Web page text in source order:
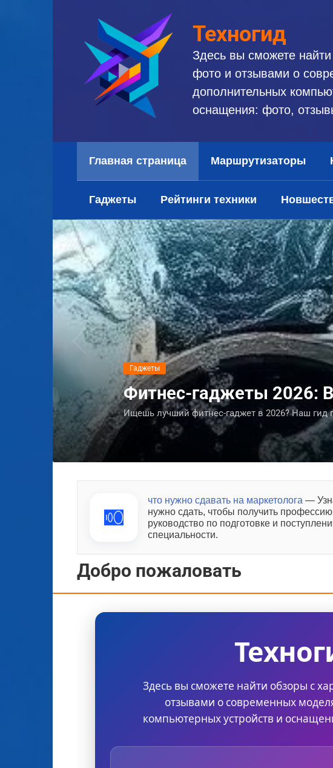
Техногид
Здесь вы сможете
фото и отзывами о
дополнительных
оснащения: фото,
Главная страница Маршрутизаторы
Гаджеты Рейтинги техники
Гаджеты
Топ-10 игровых
и выбор лучших моделей
Выбираешь игровой смартфон в 2026? Рейтинг
что нужно сдавать на маркетолога —
нужно сдать, чтобы получить
руководство по подготовке и
специальности.
Добро пожаловать
Здесь вы сможете найти обзоры с
отзывами о современных
компьютерных устройств и